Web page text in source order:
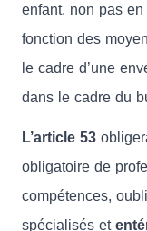
enfant, non pas
fonction des
le cadre d’une
dans le cadre du
L’article 53
obligatoire de
compétences,
spécialisés et